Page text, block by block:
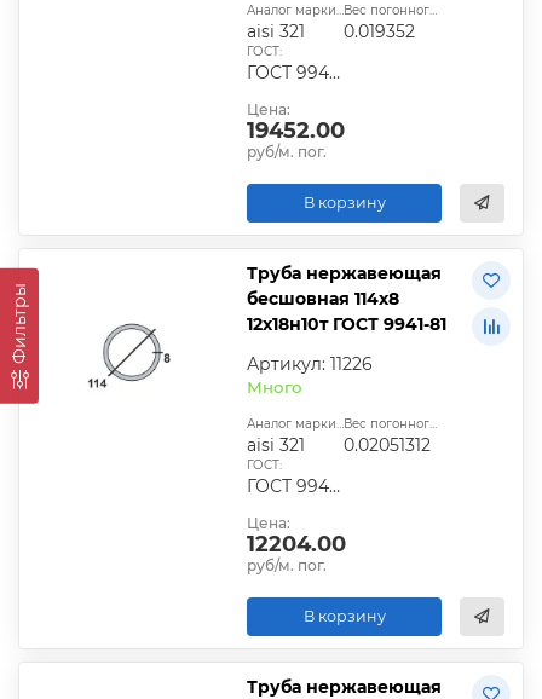
Фильтры
Аналог марки стали:
aisi 321
Вес погонного метра, т.:
0.019352
ГОСТ:
ГОСТ 9940-81, ГОСТ 9941-81, ГОСТ 24030-80, ГОСТ 10498-82
Цена:
19452.00
руб/м. пог.
В корзину
Труба нержавеющая
бесшовная 114х8
12х18н10т ГОСТ 9941-81
Артикул: 11226
Много
Аналог марки стали:
aisi 321
Вес погонного метра, т.:
0.02051312
ГОСТ:
ГОСТ 9940-81, ГОСТ 9941-81, ГОСТ 24030-80, ГОСТ 10498-82
Цена:
12204.00
руб/м. пог.
В корзину
Труба нержавеющая